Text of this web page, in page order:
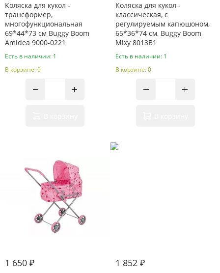
Коляска для кукол -
трансформер,
многофункциональная
69*44*73 см Buggy Boom
Amidea 9000-0221
Есть в наличии: 1
В корзине: 0
Коляска для кукол -
классическая, с
регулируемым капюшоном,
65*36*74 см, Buggy Boom
Mixy 8013B1
Есть в наличии: 1
В корзине: 0
1 650 ₽ 1 852 ₽